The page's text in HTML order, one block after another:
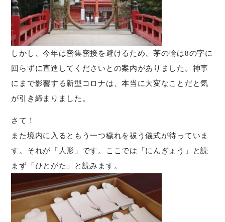
しかし、今年は密集密接を避けるため、茅の輪は8の字に
回らずに直進してくださいとの案内がありました。神事
にまで影響する新型コロナは、本当に大変なことだと気
が引き締まりました。
さて！
また境内に入るともう一つ穢れを祓う儀式が待っていま
す。それが「人形」です。ここでは「にんぎょう」と読
まず「ひとがた」と読みます。